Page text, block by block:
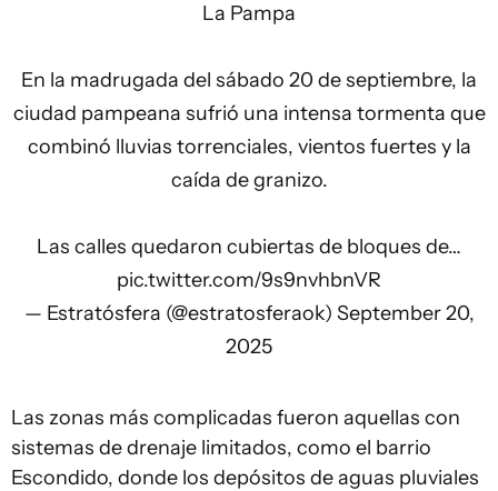
La Pampa
En la madrugada del sábado 20 de septiembre, la
ciudad pampeana sufrió una intensa tormenta que
combinó lluvias torrenciales, vientos fuertes y la
caída de granizo.
Las calles quedaron cubiertas de bloques de…
pic.twitter.com/9s9nvhbnVR
— Estratósfera (@estratosferaok) September 20,
2025
Las zonas más complicadas fueron aquellas con
sistemas de drenaje limitados, como el barrio
Escondido, donde los depósitos de aguas pluviales